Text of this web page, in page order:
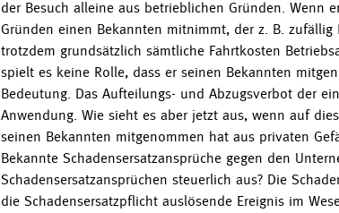
der Besuch alleine aus betrieblichen Gründen. Wenn
Gründen einen Bekannten mitnimmt, der z. B.
trotzdem grundsätzlich sämtliche Fahrtkosten
spielt es keine Rolle, dass er seinen Bekannten
Bedeutung. Das Aufteilungs- und Abzugsverbot der
Anwendung. Wie sieht es aber jetzt aus, wenn auf
seinen Bekannten mitgenommen hat aus privaten
Bekannte Schadensersatzansprüche gegen den
Schadensersatzansprüchen steuerlich aus? Die
die Schadensersatzpflicht auslösende Ereignis im